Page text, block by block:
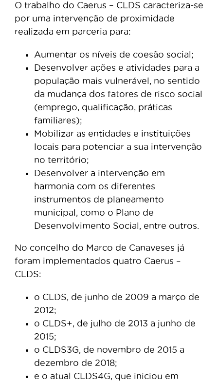
O trabalho do Caerus – CLDS caracteriza-se
por uma intervenção de proximidade
realizada em parceria para:
Aumentar os níveis de coesão social;
Desenvolver ações e atividades para a
população mais vulnerável, no sentido
da mudança dos fatores de risco social
(emprego, qualificação, práticas
familiares);
Mobilizar as entidades e instituições
locais para potenciar a sua intervenção
no território;
Desenvolver a intervenção em
harmonia com os diferentes
instrumentos de planeamento
municipal, como o Plano de
Desenvolvimento Social, entre outros.
No concelho do Marco de Canaveses já
foram implementados quatro Caerus –
CLDS:
o CLDS, de junho de 2009 a março de
2012;
o CLDS+, de julho de 2013 a junho de
2015;
o CLDS3G, de novembro de 2015 a
dezembro de 2018;
e o atual CLDS4G, que iniciou em